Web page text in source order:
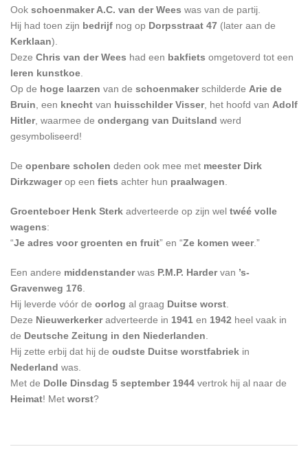
Ook schoenmaker A.C. van der Wees was van de partij.
Hij had toen zijn bedrijf nog op Dorpsstraat 47 (later aan de
Kerklaan).
Deze Chris van der Wees had een bakfiets omgetoverd tot een
leren kunstkoe.
Op de hoge laarzen van de schoenmakerschilderde Arie de
Bruin, een knecht van huisschilder Visser, het hoofd van Adolf
Hitler, waarmee de ondergang van Duitsland werd
gesymboliseerd!
De openbare scholen deden ook mee met meester Dirk
Dirkzwagerop een fiets achter hun praalwagen.
Groenteboer Henk Sterk adverteerde op zijn wel twéé volle
wagens:
“Je adres voor groenten en fruit” en “Ze komen weer.”
Een andere middenstanderwas P.M.P. Hardervan ’s-
Gravenweg 176.
Hij leverde vóór de oorlog al graag Duitse worst.
Deze Nieuwerkerkeradverteerde in 1941 en 1942 heel vaak in
de Deutsche Zeitung in den Niederlanden.
Hij zette erbij dat hij de oudste Duitse worstfabriek in
Nederland was.
Met de Dolle Dinsdag 5 september 1944 vertrok hij al naar de
Heimat! Met worst?